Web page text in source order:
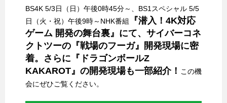
BS4K 5/3日（日）午後0時45分～、BS1スペシャル 5/5
日（火・祝）午後9時～NHK番組
『潜入！4K対応
ゲーム 開発の舞台裏』にて、サイバーコネ
クトツーの『戦場のフーガ』開発現場に密
着。さらに『ドラゴンボールZ
KAKAROT』の開発現場も一部紹介！ この機
会にぜひご覧ください。